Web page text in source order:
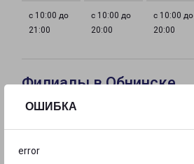
ОШИБКА
error
с 10:00 до
21:00
с 10:00 до
20:00
с 10:00 до
20:00
Филиалы в Обнинске
Железнодорожная, 9А